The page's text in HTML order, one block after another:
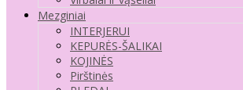
Mezginiai
INTERJERUI
KEPURĖS-ŠALIKAI
KOJINĖS
Pirštinės